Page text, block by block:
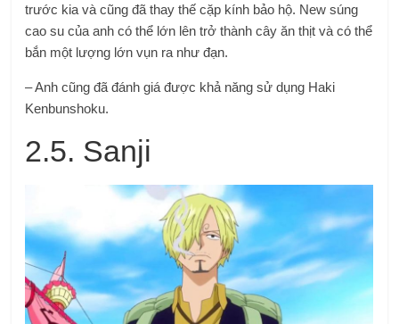
trước kia và cũng đã thay thế cặp kính bảo hộ. New súng
cao su của anh có thể lớn lên trở thành cây ăn thịt và có thể
bắn một lượng lớn vụn ra như đạn.
– Anh cũng đã đánh giá được khả năng sử dụng Haki
Kenbunshoku.
2.5. Sanji